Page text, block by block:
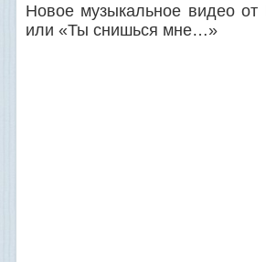
Новое музыкальное видео
или «Ты снишься мне…»